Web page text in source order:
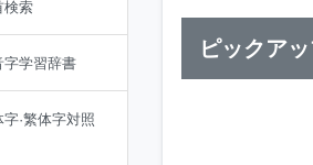
検索
字学習辞書
字·繁体字対照
ピックア